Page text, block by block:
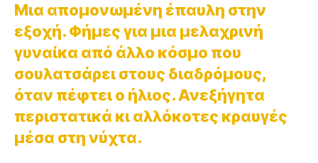
Μια απομονωμένη έπαυλη στην
εξοχή. Φήμες για μια μελαχρινή
γυναίκα από άλλο κόσμο που
σουλατσάρει στους διαδρόμους,
όταν πέφτει ο ήλιος. Ανεξήγητα
περιστατικά κι αλλόκοτες κραυγές
μέσα στη νύχτα.